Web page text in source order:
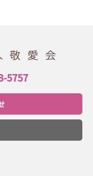
5757